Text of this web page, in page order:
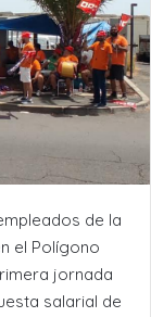
de la
el Polígono
jornada
salarial de